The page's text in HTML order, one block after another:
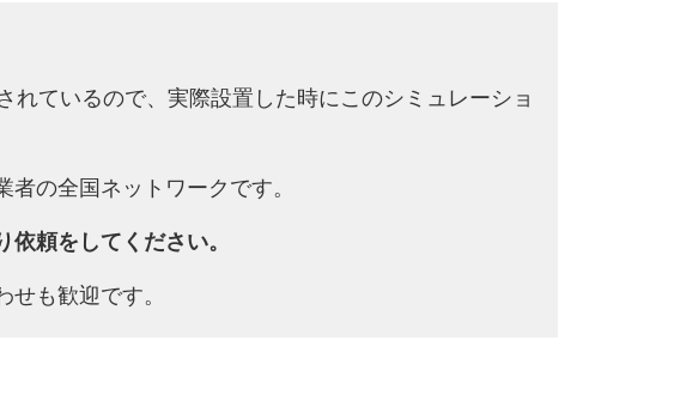
ているので、実際設置した時にこのシミュレーショ
の全国ネットワークです。
頼をしてください。
も歓迎です。